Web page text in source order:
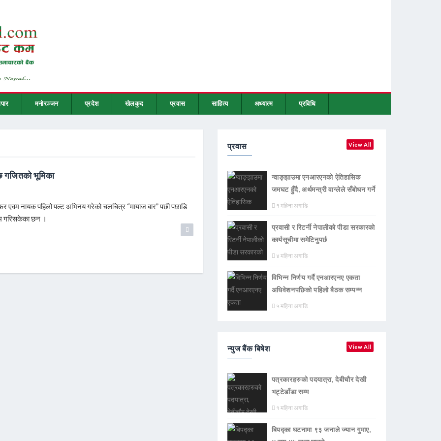
मनोरञ्जन प्रदेश खेलकुद प्रवास साहित्य अध्यात्म प्रविधि
गजितको भूमिका
एवम नायक पहिलो पल्ट अभिनय गरेको चलचित्र “मायाज बार” पछी पछाडि
गरिसकेका छन ।
प्रवास View All
ग्वाङ्झाउमा एनआरएनको ऐतिहासिक
जमघट हुँदै, अर्थमन्त्री वाग्लेले सँबोधन गर्ने
१ महिना अगाडि
प्रवासी र रिटर्नी नेपालीको पीडा सरकारको
कार्यसूचीमा समेटिनुपर्छ
४ महिना अगाडि
विभिन्न निर्णय गर्दै एनआरएनए एकता
अधिवेशनपछिको पहिलो बैठक सम्पन्न
५ महिना अगाडि
न्युज बैंक बिषेश View All
पत्रकारहरुको पदयात्रा, देबीचौर देखी
भट्टेडाँडा सम्म
१ महिना अगाडि
बिपद्का घटनामा ९३ जनाले ज्यान गुमाए,